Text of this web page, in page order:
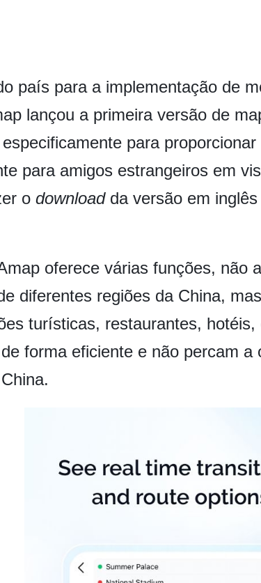
país para a implementação de
lançou a primeira versão de
para
para amigos estrangeiros em
o download da versão em
oferece várias funções, não
diferentes regiões da China,
turísticas, restaurantes,
forma eficiente e não percam